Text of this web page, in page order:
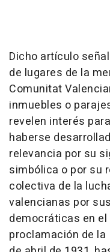
Dicho artículo
de lugares de la
Comunitat
inmuebles o
revelen interés
haberse
relevancia por su
simbólica o por su
colectiva de la
valencianas por
democráticas en
proclamación de la